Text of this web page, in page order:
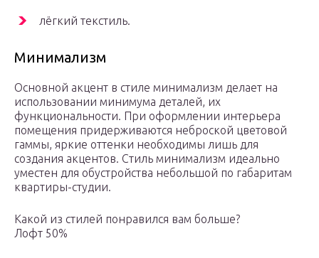
лёгкий текстиль.
Минимализм
Основной акцент в стиле минимализм делает на
использовании минимума деталей, их
функциональности. При оформлении интерьера
помещения придерживаются неброской цветовой
гаммы, яркие оттенки необходимы лишь для
создания акцентов. Стиль минимализм идеально
уместен для обустройства небольшой по габаритам
квартиры-студии.
Какой из стилей понравился вам больше?
Лофт 50%